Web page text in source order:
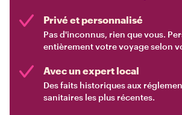
Privé et personnalisé
Pas d'inconnus, rien que vous.
entièrement votre voyage selon
Avec un expert local
Des faits historiques aux
sanitaires les plus récentes.